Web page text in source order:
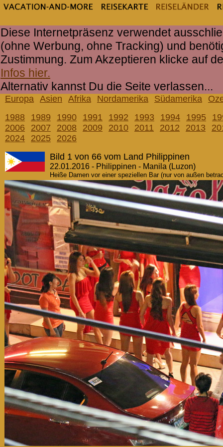
Diese Internetpräsenz verwendet
(ohne Werbung, ohne Tracking) und
Zustimmung. Zum Akzeptieren klicke auf
Infos hier.
Alternativ kannst Du die Seite verlassen...
Europa Asien Afrika Nordamerika Südamerika
1988
1989 1990 1991 1992 1993 1994 1995
2006
2007 2008 2009 2010 2011 2012 2013
2024
2025
2026
Bild 1 von 66 vom Land Philippinen
22.01.2016 - Philippinen - Manila (Luzon)
Heiße Damen vor einer speziellen Bar (nur von außen